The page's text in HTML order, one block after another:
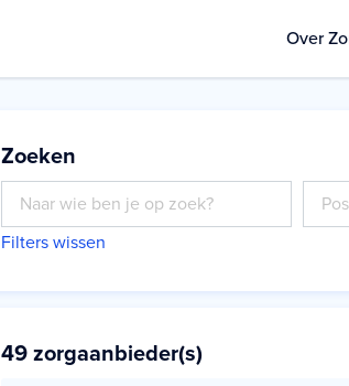
Over
Zoeken
Filters wissen
49 zorgaanbieder(s)